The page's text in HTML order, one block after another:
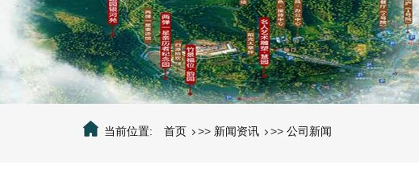
当前位置: 首页 >> 新闻资讯 >>公司新闻